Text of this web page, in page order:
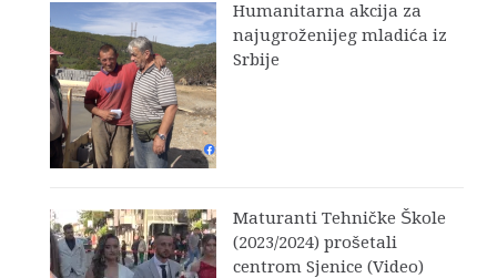
Humanitarna akcija za
najugroženijeg mladića iz
Srbije
Maturanti Tehničke Škole
(2023/2024) prošetali
centrom Sjenice (Video)